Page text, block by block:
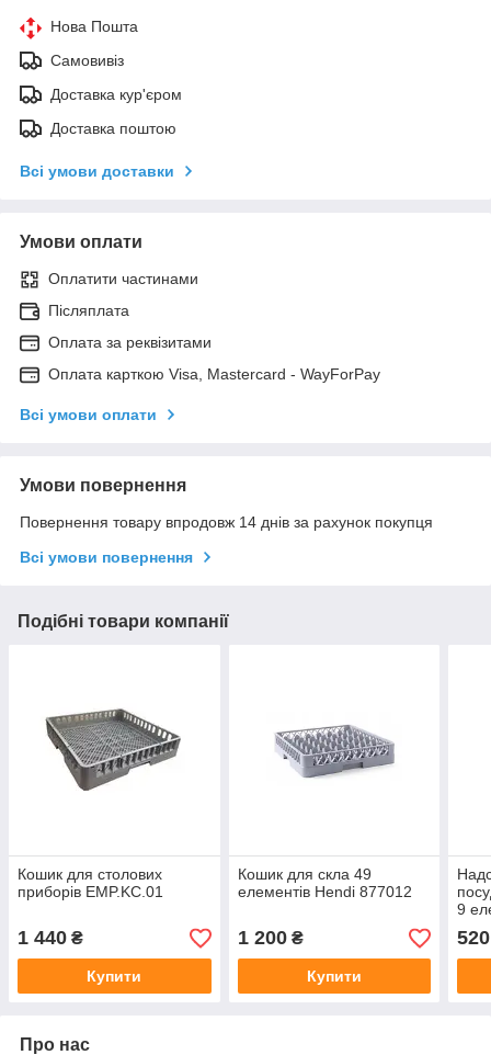
Нова Пошта
Самовивіз
Доставка кур'єром
Доставка поштою
Всі умови доставки
Умови оплати
Оплатити частинами
Післяплата
Оплата за реквізитами
Оплата карткою Visa, Mastercard - WayForPay
Всі умови оплати
Умови повернення
Повернення товару впродовж 14 днів за рахунок покупця
Всі умови повернення
Подібні товари компанії
Кошик для столових
приборів EMP.KC.01
1 440 ₴
Купити
Кошик для скла 49
елементів Hendi 877012
1 200₴
Купити
9
520
Про нас